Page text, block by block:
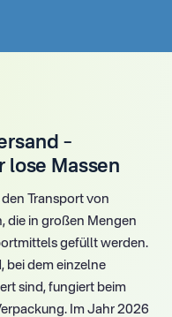
–
lose Massen
Transport von
die in großen Mengen
gefüllt werden.
bei dem einzelne
sind, fungiert beim
Im Jahr 2026